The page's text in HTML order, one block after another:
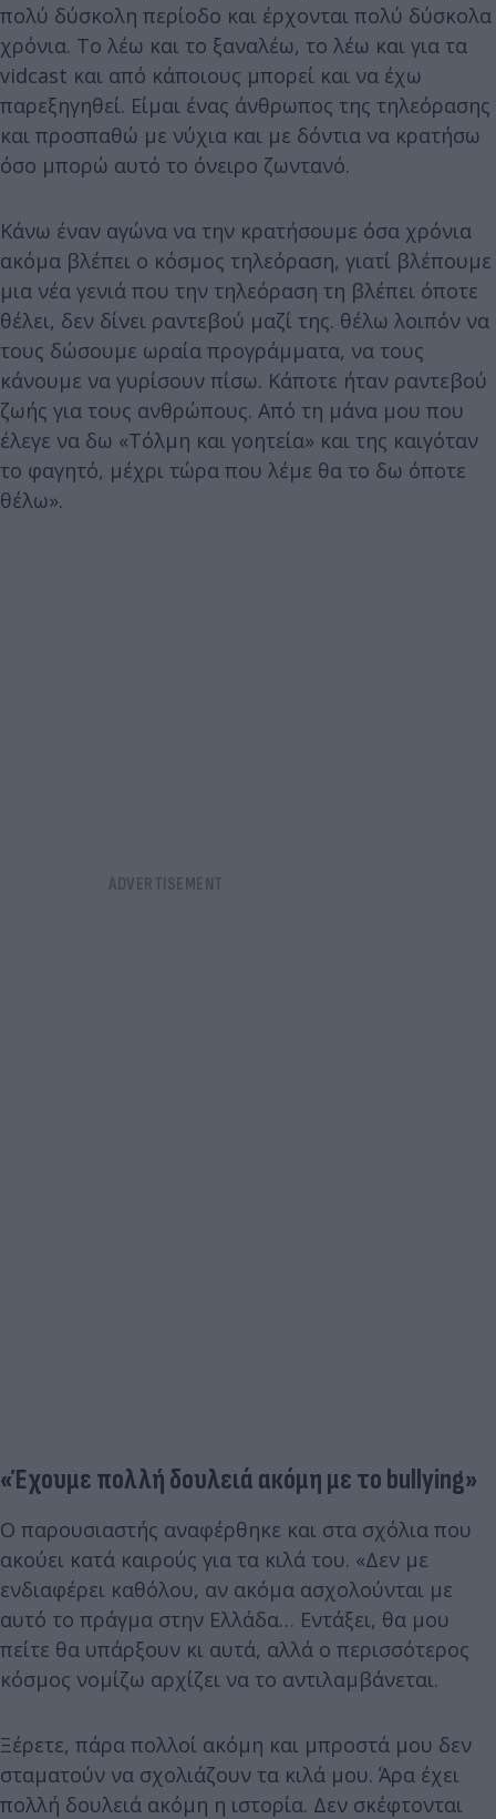
πολύ δύσκολη περίοδο και έρχονται πολύ δύσκολα
χρόνια. Το λέω και το ξαναλέω, το λέω και για τα
vidcast και από κάποιους μπορεί και να έχω
παρεξηγηθεί. Είμαι ένας άνθρωπος της τηλεόρασης
και προσπαθώ με νύχια και με δόντια να κρατήσω
όσο μπορώ αυτό το όνειρο ζωντανό.
Κάνω έναν αγώνα να την κρατήσουμε όσα χρόνια
ακόμα βλέπει ο κόσμος τηλεόραση, γιατί βλέπουμε
μια νέα γενιά που την τηλεόραση τη βλέπει όποτε
θέλει, δεν δίνει ραντεβού μαζί της. θέλω λοιπόν να
τους δώσουμε ωραία προγράμματα, να τους
κάνουμε να γυρίσουν πίσω. Κάποτε ήταν ραντεβού
ζωής για τους ανθρώπους. Από τη μάνα μου που
έλεγε να δω «Τόλμη και γοητεία» και της καιγόταν
το φαγητό, μέχρι τώρα που λέμε θα το δω όποτε
θέλω».
«Έχουμε πολλή δουλειά ακόμη με το bullying»
Ο παρουσιαστής αναφέρθηκε και στα σχόλια που
ακούει κατά καιρούς για τα κιλά του. «Δεν με
ενδιαφέρει καθόλου, αν ακόμα ασχολούνται με
αυτό το πράγμα στην Ελλάδα… Εντάξει, θα μου
πείτε θα υπάρξουν κι αυτά, αλλά ο περισσότερος
κόσμος νομίζω αρχίζει να το αντιλαμβάνεται.
Ξέρετε, πάρα πολλοί ακόμη και μπροστά μου δεν
σταματούν να σχολιάζουν τα κιλά μου. Άρα έχει
πολλή δουλειά ακόμη η ιστορία. Δεν σκέφτονται